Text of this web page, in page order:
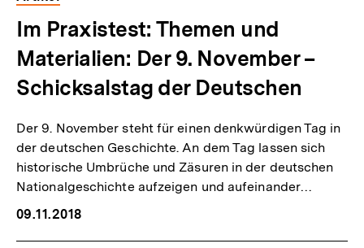
Im Praxistest: Themen und
Materialien: Der 9. November –
Schicksalstag der Deutschen
Der 9. November steht für einen denkwürdigen Tag in
der deutschen Geschichte. An dem Tag lassen sich
historische Umbrüche und Zäsuren in der deutschen
Nationalgeschichte aufzeigen und aufeinander…
09.11.2018